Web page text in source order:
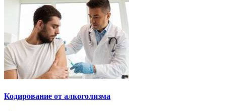
Кодирование от алкоголизма